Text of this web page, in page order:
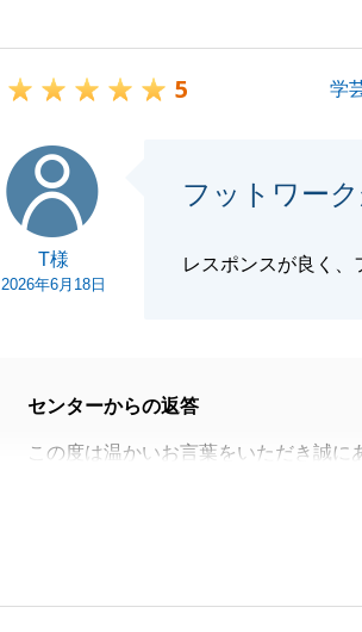
お忙しい中、各種お手続きやご協力
今後もお住まいのことで何かございま
い。
末永いお付き合いのほど、よろしくお
5 学
T様
2026年6月18日
フットワー
レスポンスが良く、
センターからの返答
この度は温かいお言葉をいただき誠に
不動産のお取引はご不安やご不明点